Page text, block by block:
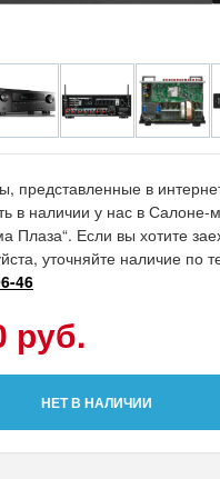
представленные в
в наличии у нас в Салоне-
Плаза“. Если вы хотите
уточняйте наличие по
46
руб.
НЕТ В НАЛИЧИИ